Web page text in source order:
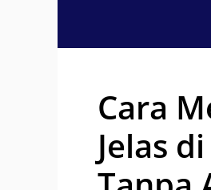
Cara
Jelas